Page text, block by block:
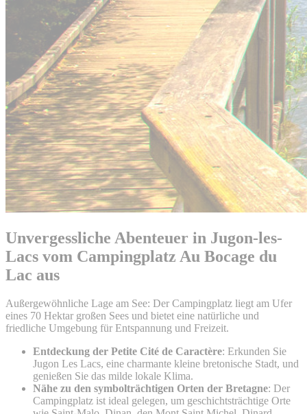
Unvergessliche Abenteuer in Jugon-les-
Lacs vom Campingplatz Au Bocage du
Lac aus
Außergewöhnliche Lage am See: Der Campingplatz liegt am Ufer
eines 70 Hektar großen Sees und bietet eine natürliche und
friedliche Umgebung für Entspannung und Freizeit.
Entdeckung der Petite Cité de Caractère: Erkunden Sie
Jugon Les Lacs, eine charmante kleine bretonische Stadt, und
genießen Sie das milde lokale Klima.
Nähe zu den symbolträchtigen Orten der Bretagne: Der
Campingplatz ist ideal gelegen, um geschichtsträchtige Orte